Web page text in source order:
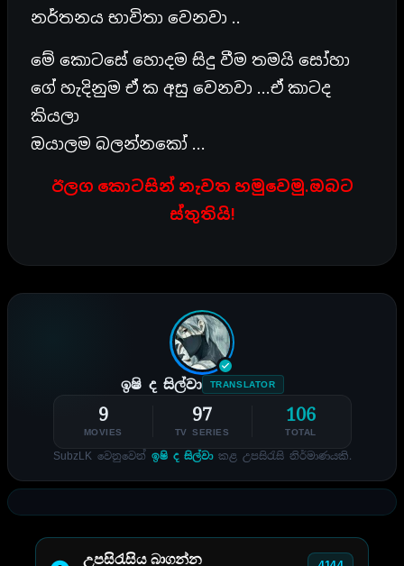
නර්තනය භාවිතා වෙනවා ..
මේ කොටසේ හොදම සිදු වීම තමයි සෝහා
ගේ හැදිනුම ඒ ක අසු වෙනවා …ඒ කාටද
කියලා
ඔයාලම බලන්නකෝ …
ඊලග කොටසින් නැවත හමුවෙමු.ඔබට
ස්තුතියි!
ඉෂි ද සිල්වා TRANSLATOR
9
MOVIES
97
TV SERIES
106
TOTAL
SubzLK වෙනුවෙන් ඉෂි ද සිල්වාකළ උපසිරැසි නිර්මාණයකි.
උපසිරැසිය බාගන්න